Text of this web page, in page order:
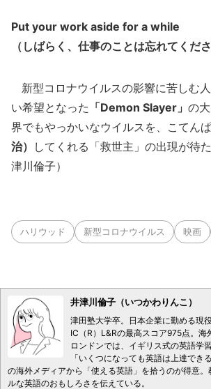
Put your work aside for a while
（しばらく、仕事のことは忘れてくださ
新型コロナウイルスの影響に苦しむ
い希望となった 「Demon Slayer」 の
界でもやっかいなウイルスを、こてん
治） してくれる「救世主」の出現が待
津川倫子）
ハリウッド 新型コロナウイルス 映画
井津川倫子（いつかわりんこ）
津田塾大学卒。日本企業に勤める現
IC（R）L&Rの最高スコア975点。海
ロンドンでは、イギリス式の英語学
「いくつになっても英語は上達でき
の海外メディアから「使える英語」を拾うのが得意
ルな英語のおもしろさを伝えている。